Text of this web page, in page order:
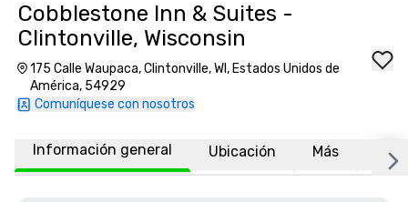
Cobblestone Inn & Suites -
Clintonville, Wisconsin
175 Calle Waupaca, Clintonville, WI, Estados Unidos de
América, 54929
Comuníquese con nosotros
Información general Ubicación Más